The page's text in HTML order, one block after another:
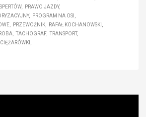
PRAWO JAZDY
PROGRAM NA OSI
PRZEWOŹNIK
RAFAŁ KOCHANOWSKI
TACHOGRAF
TRANSPORT